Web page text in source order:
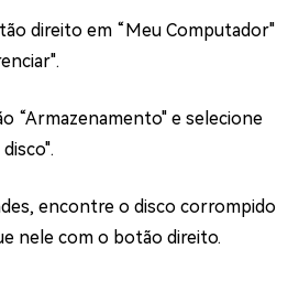
direito em “Meu Computador"
“Armazenamento" e selecione
encontre o disco corrompido
nele com o botão direito.